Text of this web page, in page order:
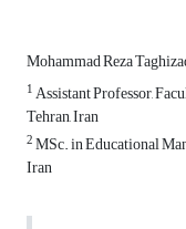
Mohammad Reza
1Assistant Professor,
Tehran, Iran
2MSc. in Educational
Iran